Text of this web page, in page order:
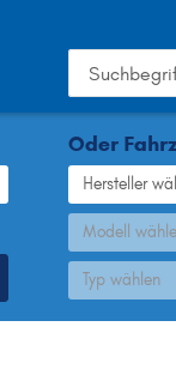
Oder
Hersteller
Modell
Typ wählen